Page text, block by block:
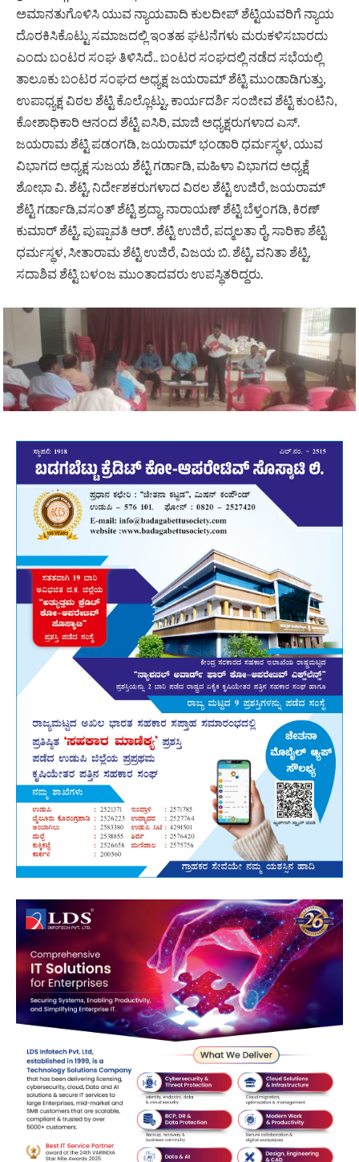
ಅಮಾನತುಗೊಳಿಸಿ ಯುವ ನ್ಯಾಯವಾದಿ ಕುಲದೀಪ್ ಶೆಟ್ಟಿಯವರಿಗೆ ನ್ಯಾಯ
ದೊರಕಿಸಿಕೊಟ್ಟು ಸಮಾಜದಲ್ಲಿ ಇಂತಹ ಘಟನೆಗಳು ಮರುಕಳಿಸಬಾರದು
ಎಂದು ಬಂಟರ ಸಂಘ ತಿಳಿಸಿದೆ.. ಬಂಟರ ಸಂಘದಲ್ಲಿ ನಡೆದ ಸಭೆಯಲ್ಲಿ
ತಾಲೂಕು ಬಂಟರ ಸಂಘದ ಅಧ್ಯಕ್ಷ ಜಯರಾಮ್ ಶೆಟ್ಟಿ ಮುಂಡಾಡಿಗುತ್ತು,
ಉಪಾಧ್ಯಕ್ಷ ವಿಠಲ ಶೆಟ್ಟಿ ಕೊಲ್ಲೊಟ್ಟು, ಕಾರ್ಯದರ್ಶಿ ಸಂಜೀವ ಶೆಟ್ಟಿ ಕುಂಟಿನಿ,
ಕೋಶಾಧಿಕಾರಿ ಆನಂದ ಶೆಟ್ಟಿ ಐಸಿರಿ, ಮಾಜಿ ಅಧ್ಯಕ್ಷರುಗಳಾದ ಎಸ್.
ಜಯರಾಮ ಶೆಟ್ಟಿ ಪಡಂಗಡಿ, ಜಯರಾಮ್ ಭಂಡಾರಿ ಧರ್ಮಸ್ಥಳ, ಯುವ
ವಿಭಾಗದ ಅಧ್ಯಕ್ಷ ಸುಜಯ ಶೆಟ್ಟಿ ಗರ್ಡಾಡಿ, ಮಹಿಳಾ ವಿಭಾಗದ ಅಧ್ಯಕ್ಷೆ
ಶೋಭಾ ವಿ. ಶೆಟ್ಟಿ, ನಿರ್ದೇಶಕರುಗಳಾದ ವಿಠಲ ಶೆಟ್ಟಿ ಉಜಿರೆ, ಜಯರಾಮ್
ಶೆಟ್ಟಿ ಗರ್ಡಾಡಿ,ವಸಂತ್ ಶೆಟ್ಟಿ ಶ್ರದ್ಧಾ, ನಾರಾಯಣ್ ಶೆಟ್ಟಿ ಬೆಳ್ತಂಗಡಿ, ಕಿರಣ್
ಕುಮಾರ್ ಶೆಟ್ಟಿ, ಪುಷ್ಪಾವತಿ ಆರ್. ಶೆಟ್ಟಿ ಉಜಿರೆ, ಪದ್ಮಲತಾ ರೈ, ಸಾರಿಕಾ ಶೆಟ್ಟಿ
ಧರ್ಮಸ್ಥಳ, ಸೀತಾರಾಮ ಶೆಟ್ಟಿ ಉಜಿರೆ, ವಿಜಯ ಬಿ. ಶೆಟ್ಟಿ, ವನಿತಾ ಶೆಟ್ಟಿ,
ಸದಾಶಿವ ಶೆಟ್ಟಿ ಬಳಂಜ ಮುಂತಾದವರು ಉಪಸ್ಥಿತರಿದ್ದರು.